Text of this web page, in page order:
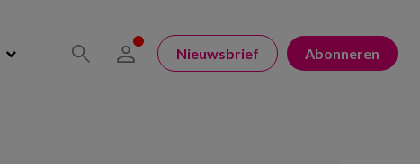
Nieuwsbrief Abonneren